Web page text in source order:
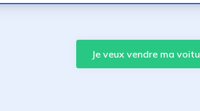
Je veux vendre ma